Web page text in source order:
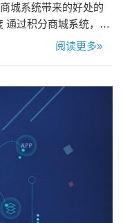
城系统带来的好处的
通过积分商城系统，企
并参与消费。积分作
体验和满意度，使用
阅读更多»